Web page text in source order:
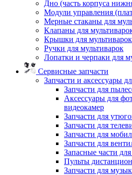
Дно (часть корпуса
Модули управления
Мерные стаканы для
Клапаны для
Крышки для мультиварок
Ручки для мультиварок
Лопатки и черпаки для
Сервисные запчасти
Запчасти и аксессуары
Запчасти для
Аксессуары для
видеокамер
Запчасти для
Запчасти для
Запчасти для
Запчасти для
Запасные части
Пульты
Запчасти для